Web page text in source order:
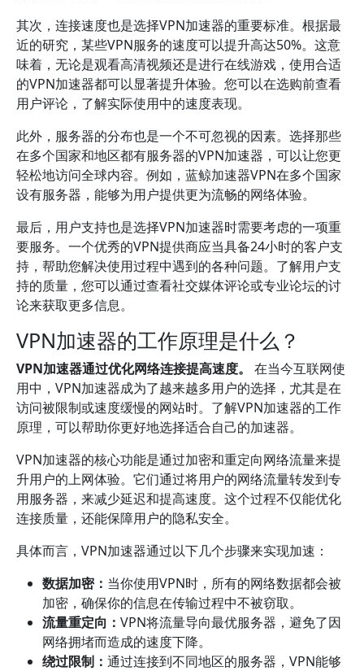
其次，连接速度也是选择VPN加速器的重要标准。根据最
近的研究，某些VPN服务的速度可以提升高达50%。这意
味着，无论是观看高清视频还是进行在线游戏，使用合适
的VPN加速器都可以显著提升体验。您可以在选购前查看
用户评论，了解实际使用中的速度表现。
此外，服务器的分布也是一个不可忽视的因素。选择那些
在多个国家和地区都有服务器的VPN加速器，可以让您更
轻松地访问全球内容。例如，蓝鲸加速器VPN在多个国家
设有服务器，能够为用户提供更为流畅的网络体验。
最后，用户支持也是选择VPN加速器时需要考虑的一项重
要服务。一个优秀的VPN提供商应当具备24小时的客户支
持，帮助您解决使用过程中遇到的各种问题。了解用户支
持的质量，您可以通过查看社交媒体评论或专业论坛的讨
论来获取更多信息。
VPN加速器的工作原理是什么？
VPN加速器通过优化网络连接提高速度。
在当今互联网使
用中，VPN加速器成为了越来越多用户的选择，尤其是在
访问被限制或速度缓慢的网站时。了解VPN加速器的工作
原理，可以帮助你更好地选择适合自己的加速器。
VPN加速器的核心功能是通过加密和重定向网络流量来提
升用户的上网体验。它们通过将用户的网络流量转发到专
用服务器，来减少延迟和提高速度。这个过程不仅能优化
连接质量，还能保障用户的隐私安全。
具体而言，VPN加速器通过以下几个步骤来实现加速：
数据加密： 当你使用VPN时，所有的网络数据都会被
加密，确保你的信息在传输过程中不被窃取。
流量重定向： VPN将流量导向最优服务器，避免了因
网络拥堵而造成的速度下降。
绕过限制： 通过连接到不同地区的服务器，VPN能够